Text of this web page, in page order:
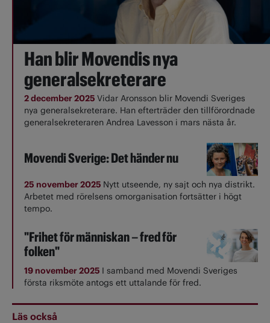
Han blir Movendis nya
generalsekreterare
2 december 2025 Vidar Aronsson blir Movendi Sveriges
nya generalsekreterare. Han efterträder den tillförordnade
generalsekreteraren Andrea Lavesson i mars nästa år.
Movendi Sverige: Det händer nu
25 november 2025 Nytt utseende, ny sajt och nya distrikt.
Arbetet med rörelsens omorganisation fortsätter i högt
tempo.
"Frihet för människan – fred för
folken"
19 november 2025 I samband med Movendi Sveriges
första riksmöte antogs ett uttalande för fred.
Läs också